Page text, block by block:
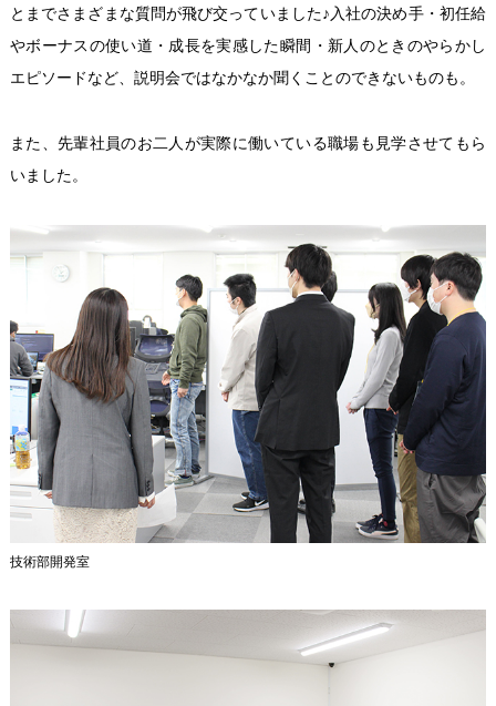
とまでさまざまな質問が飛び交っていました♪入社の決め手・初任給
やボーナスの使い道・成長を実感した瞬間・新人のときのやらかし
エピソードなど、説明会ではなかなか聞くことのできないものも。
また、先輩社員のお二人が実際に働いている職場も見学させてもら
いました。
技術部開発室